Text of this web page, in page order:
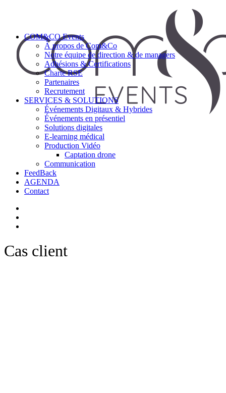
COM&CO Events
À propos de Com&Co
Notre équipe de direction & de managers
Adhésions & Certifications
Charte RSE
Partenaires
Recrutement
SERVICES & SOLUTIONS
Événements Digitaux & Hybrides
Événements en présentiel
Solutions digitales
E-learning médical
Production Vidéo
Captation drone
Communication
FeedBack
AGENDA
Contact
Cas client